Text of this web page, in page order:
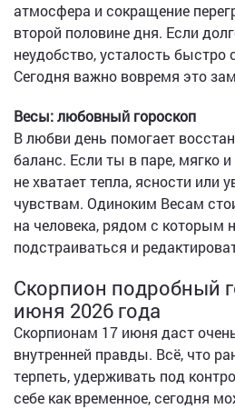
атмосфера и сокращение
второй половине дня. Если
неудобство, усталость быстро
Сегодня важно вовремя это
Весы: любовный гороскоп
В любви день помогает
баланс. Если ты в паре, мягко
не хватает тепла, ясности или
чувствам. Одиноким Весам
на человека, рядом с которым
подстраиваться и
Скорпион подробный
июня 2026 года
Скорпионам 17 июня даст
внутренней правды. Всё, что
терпеть, удерживать под
себе как временное, сегодня